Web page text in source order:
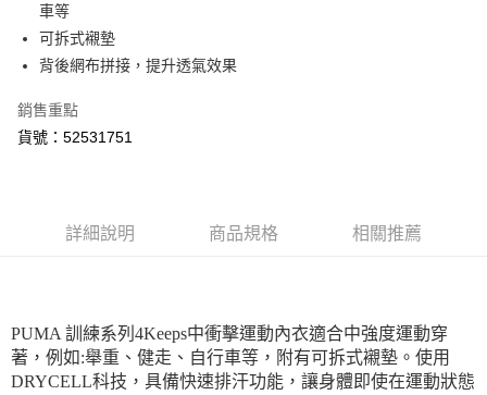
貨到付款
運送方式
付款後全家取貨
每筆NT$100，滿NT$1,800(含以上)免運費
宅配(離島恕不配送)
每筆NT$180
車等
可拆式襯墊
背後網布拼接，提升透氣效果
銷售重點
貨號：52531751
詳細說明 商品規格 相關推薦
PUMA 訓練系列4Keeps中衝擊運動內衣適合中強度運動穿
著，例如:舉重、健走、自行車等，附有可拆式襯墊。使用
DRYCELL科技，具備快速排汗功能，讓身體即使在運動狀態